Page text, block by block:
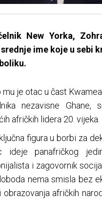
New Yorka,
ime koje u sebi
je otac u čast
nezavisne Ghanе,
afričkih lidera 20. vijeka.
figura u borbi za
panafričkog
i zagovornik
nema smisla bez
obrazovanja afričkih